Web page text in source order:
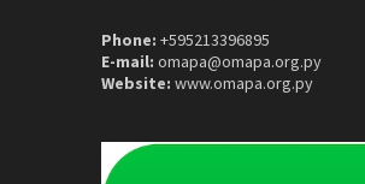
Phone: +595213396895
E-mail: omapa@omapa.org.py
Website: www.omapa.org.py